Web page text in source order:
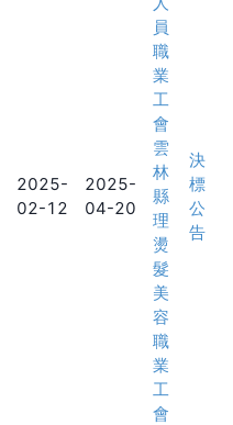
2025-
02-12
2025-
04-20
員
職
業
工
會
雲
林
縣
理
燙
髮
美
容
職
業
工
會
決
標
公
告